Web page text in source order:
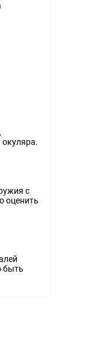
с
оценить
быть